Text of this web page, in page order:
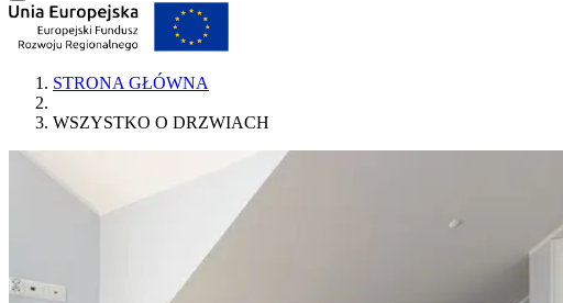
STRONA GŁÓWNA
WSZYSTKO O DRZWIACH